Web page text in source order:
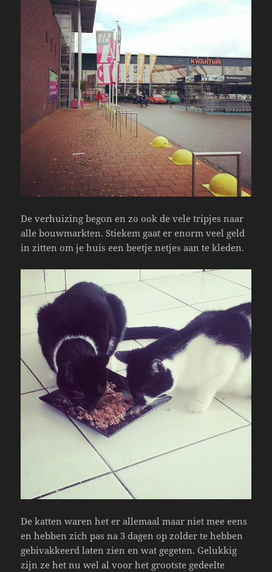
De verhuizing begon en zo ook de vele tripjes naar
alle bouwmarkten. Stiekem gaat er enorm veel geld
in zitten om je huis een beetje netjes aan te kleden.
De katten waren het er allemaal maar niet mee eens
en hebben zich pas na 3 dagen op zolder te hebben
gebivakkeerd laten zien en wat gegeten. Gelukkig
zijn ze het nu wel al voor het grootste gedeelte